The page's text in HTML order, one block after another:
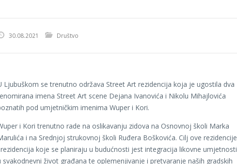
30.08.2021 Društvo
Ljubuškom se trenutno održava Street Art rezidencija koja je ugostila dva
imena Street Art scene Dejana Ivanovića i Nikolu Mihajlovića
pod umjetničkim imenima Wuper i Kori.
i Kori trenutno rade na oslikavanju zidova na Osnovnoj školi Marka
i na Srednjoj strukovnoj školi Ruđera Boškovića. Cilj ove rezidencije
koje se planiraju u budućnosti jest integracija likovne umjetnosti
svakodnevni život građana te oplemenjivanje i pretvaranje naših gradskih